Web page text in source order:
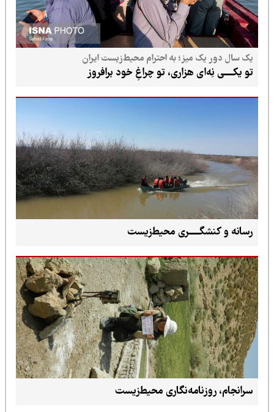
یک سال دور یک میز؛ به احترام محیط‌زیست ایران
تو یکـــــی نِه‌ای هزاری، تو چراغِ خود برافروز
رسانه و کنشگــــــری محیط‌زیست
سرانجام، روزنامه‌نگاری محیط‌زیست